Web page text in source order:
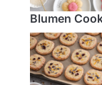
Blumen